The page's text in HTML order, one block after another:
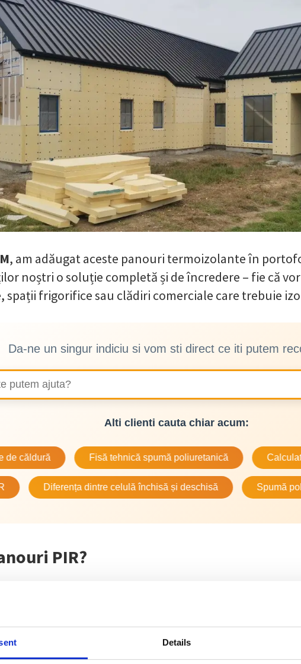
Details
, am adăugat aceste panouri termoizolante în
noștri o soluție completă și de încredere – fie că
spații frigorifice sau clădiri comerciale care trebuie
Da-ne un singur indiciu si vom sti direct ce iti putem
Alti clienti cauta chiar acum:
Fisă tehnică spumă poliuretanică Calculatorul
Diferența dintre celulă închisă și deschisă Spumă
PIR?
termoizolante PIR sunt elemente de construcție
de spumă rigidă PIR, încapsulat între două foi de
electrostatic. Miezul din PIR este un material
închisă, ce oferă un